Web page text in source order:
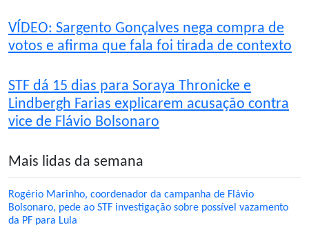
VÍDEO: Sargento Gonçalves nega compra de
votos e afirma que fala foi tirada de contexto
STF dá 15 dias para Soraya Thronicke e
Lindbergh Farias explicarem acusação contra
vice de Flávio Bolsonaro
Mais lidas da semana
Rogério Marinho, coordenador da campanha de Flávio
Bolsonaro, pede ao STF investigação sobre possível vazamento
da PF para Lula